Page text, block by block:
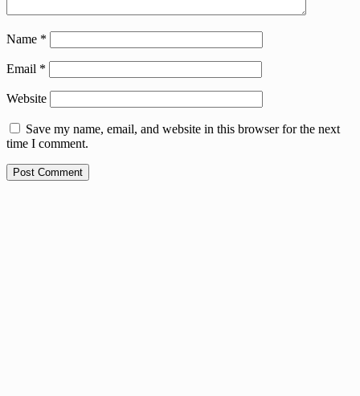
Name *
Email *
Website
Save my name, email, and website in this browser for the next
time I comment.